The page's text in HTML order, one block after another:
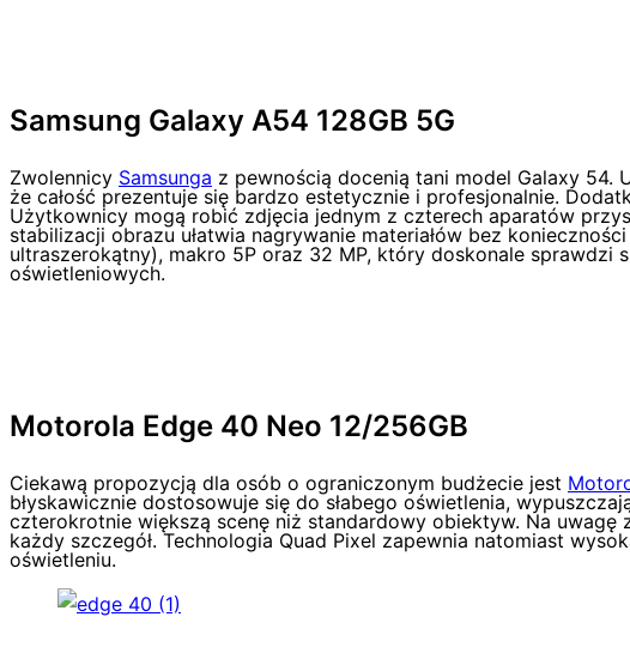
Samsung Galaxy A54 128GB 5G
Zwolennicy Samsunga z pewnością docenią tani model Galaxy 54.
że całość prezentuje się bardzo estetycznie i profesjonalnie.
Użytkownicy mogą robić zdjęcia jednym z czterech aparatów
stabilizacji obrazu ułatwia nagrywanie materiałów bez
ultraszerokątny), makro 5P oraz 32 MP, który doskonale
oświetleniowych.
Motorola Edge 40 Neo 12/256GB
Ciekawą propozycją dla osób o ograniczonym budżecie jest
błyskawicznie dostosowuje się do słabego oświetlenia,
czterokrotnie większą scenę niż standardowy obiektyw. Na
każdy szczegół. Technologia Quad Pixel zapewnia natomiast
oświetleniu.